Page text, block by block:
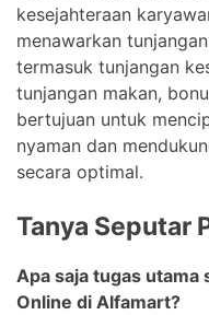
kesejahteraan
menawarkan
termasuk tunjangan
tunjangan makan,
bertujuan untuk
nyaman dan
secara optimal.
Tanya Seputar
Apa saja tugas
Online di Alfamart?